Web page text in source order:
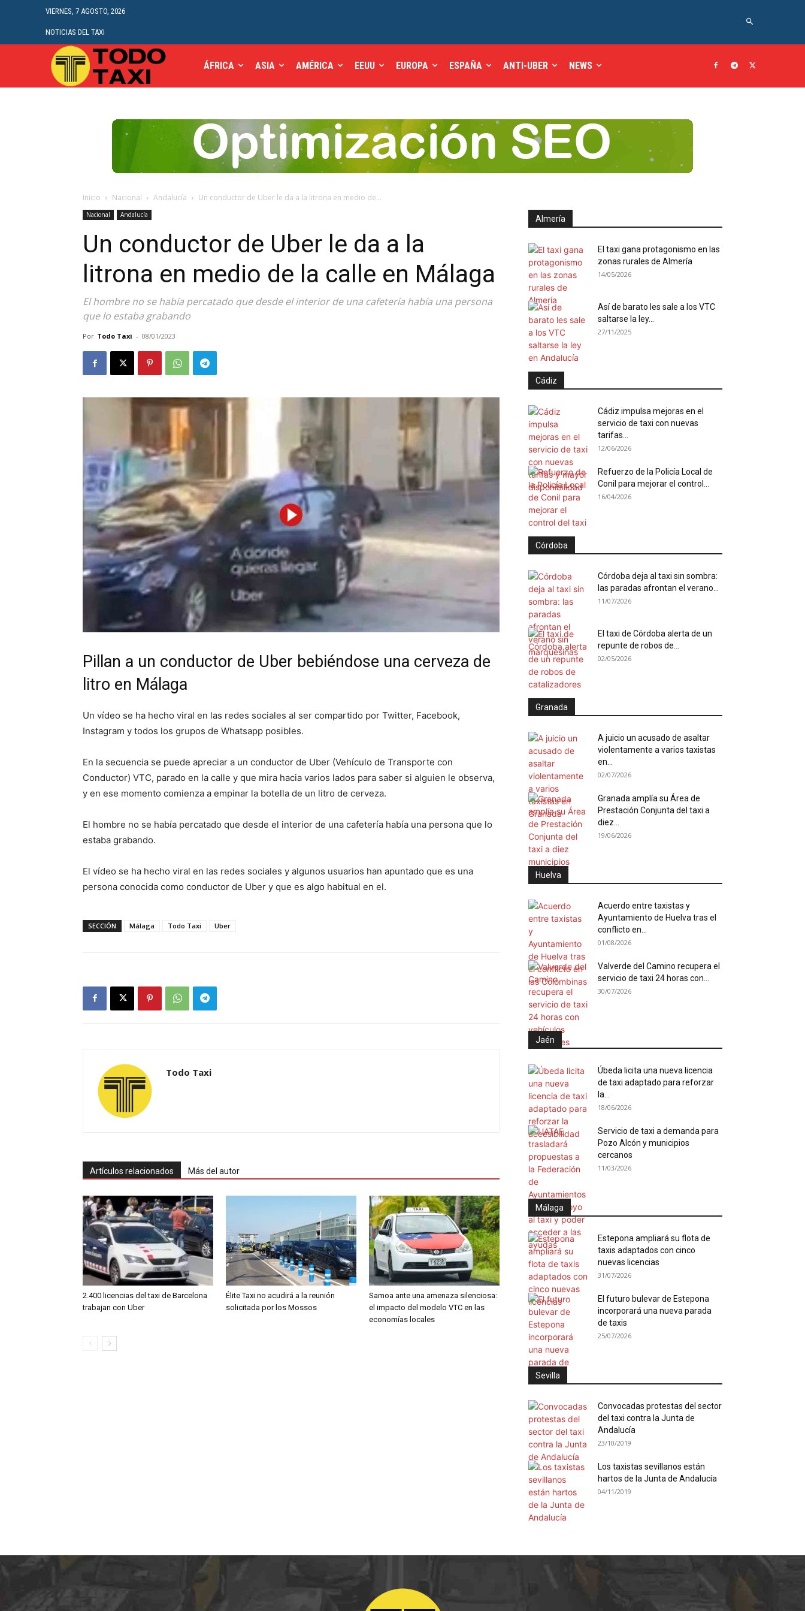
VIERNES, 7 AGOSTO, 2026
NOTICIAS DEL TAXI
ÁFRICA ASIA AMÉRICA EEUU EUROPA ESPAÑA ANTI-UBER NEWS
Inicio Nacional Andalucía Un conductor de Uber le da a la litrona en medio de...
Nacional Andalucía
Un conductor de Uber le da a la
litrona en medio de la calle en Málaga
El hombre no se había percatado que desde el interior de una cafetería había una persona
que lo estaba grabando
Por Todo Taxi - 08/01/2023
Pillan a un conductor de Uber bebiéndose una cerveza de
litro en Málaga
Un vídeo se ha hecho viral en las redes sociales al ser compartido por Twitter, Facebook,
Instagram y todos los grupos de Whatsapp posibles.
En la secuencia se puede apreciar a un conductor de Uber (Vehículo de Transporte con
Conductor) VTC, parado en la calle y que mira hacia varios lados para saber si alguien le observa,
y en ese momento comienza a empinar la botella de un litro de cerveza.
El hombre no se había percatado que desde el interior de una cafetería había una persona que lo
estaba grabando.
El vídeo se ha hecho viral en las redes sociales y algunos usuarios han apuntado que es una
persona conocida como conductor de Uber y que es algo habitual en el.
SECCIÓN Málaga Todo Taxi Uber
Todo Taxi
Artículos relacionados Más del autor
2.400 licencias del taxi de Barcelona
trabajan con Uber
Élite Taxi no acudirá a la reunión
solicitada por los Mossos
Samoa ante una amenaza silenciosa:
el impacto del modelo VTC en las
economías locales
Almería
El taxi gana protagonismo en las
zonas rurales de Almería
14/05/2026
Así de barato les sale a los VTC
saltarse la ley...
27/11/2025
Cádiz
Cádiz impulsa mejoras en el
servicio de taxi con nuevas
tarifas...
12/06/2026
Refuerzo de la Policía Local de
Conil para mejorar el control...
16/04/2026
Córdoba
Córdoba deja al taxi sin sombra:
las paradas afrontan el verano...
11/07/2026
El taxi de Córdoba alerta de un
repunte de robos de...
02/05/2026
Granada
A juicio un acusado de asaltar
violentamente a varios taxistas
en...
02/07/2026
Granada amplía su Área de
Prestación Conjunta del taxi a
diez...
19/06/2026
Huelva
Acuerdo entre taxistas y
Ayuntamiento de Huelva tras el
conflicto en...
01/08/2026
Valverde del Camino recupera el
servicio de taxi 24 horas con...
30/07/2026
Jaén
Úbeda licita una nueva licencia
de taxi adaptado para reforzar
la...
18/06/2026
Servicio de taxi a demanda para
Pozo Alcón y municipios
cercanos
11/03/2026
Málaga
Estepona ampliará su flota de
taxis adaptados con cinco
nuevas licencias
31/07/2026
El futuro bulevar de Estepona
incorporará una nueva parada
de taxis
25/07/2026
Sevilla
Convocadas protestas del sector
del taxi contra la Junta de
Andalucía
23/10/2019
Los taxistas sevillanos están
hartos de la Junta de Andalucía
04/11/2019